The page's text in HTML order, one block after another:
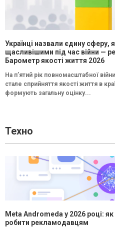
Українці назвали єдину сферу,
щасливішими під час війни —
Барометр якості життя 2026
На п’ятий рік повномасштабної
стале сприйняття якості життя в
формують загальну оцінку...
Техно
Meta Andromeda у 2026 році:
робити рекламодавцям